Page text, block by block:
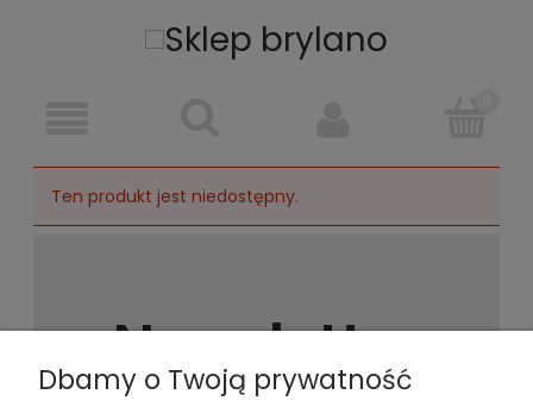
Ten produkt jest niedostępny.
Newsletter
Dbamy o Twoją prywatność